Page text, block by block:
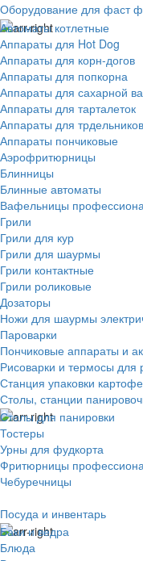
Оборудование для фаст
Автоматы котлетные
Аппараты для Hot Dog
Аппараты для корн-догов
Аппараты для попкорна
Аппараты для сахарной
Аппараты для тарталеток
Аппараты для трдельников
Аппараты пончиковые
Аэрофритюрницы
Блинницы
Блинные автоматы
Вафельницы
Грили
Грили для кур
Грили для шаурмы
Грили контактные
Грили роликовые
Дозаторы
Ножи для шаурмы
Пароварки
Пончиковые аппараты и
Рисоварки и термосы для
Станция упаковки
Столы, станции
Столы для панировки
Тостеры
Урны для фудкорта
Фритюрницы
Чебуречницы
Посуда и инвентарь
Баки и ведра
Блюда